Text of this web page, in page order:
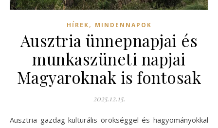
HÍREK, MINDENNAPOK
Ausztria ünnepnapjai és
munkaszüneti napjai
Magyaroknak is fontosak
2025.12.15.
Ausztria gazdag kulturális örökséggel és hagyományokkal